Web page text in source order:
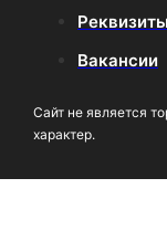
Реквизиты
Вакансии
Сайт не является
характер.